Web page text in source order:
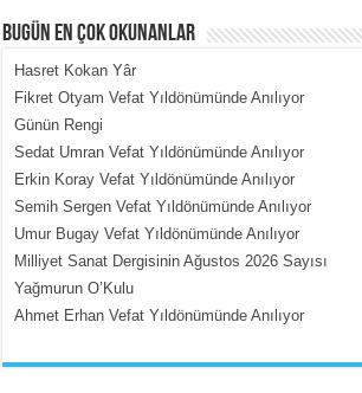
MEHMET ÇOBAN
İçerdeki Put Dışardaki Maskeler...
BUGÜN EN ÇOK OKUNANLAR
Hasret Kokan Yâr
Fikret Otyam Vefat Yıldönümünde Anılıyor
Günün Rengi
Sedat Umran Vefat Yıldönümünde Anılıyor
Erkin Koray Vefat Yıldönümünde Anılıyor
Semih Sergen Vefat Yıldönümünde Anılıyor
Umur Bugay Vefat Yıldönümünde Anılıyor
Milliyet Sanat Dergisinin Ağustos 2026 Sayısı
Yağmurun O’Kulu
Ahmet Erhan Vefat Yıldönümünde Anılıyor